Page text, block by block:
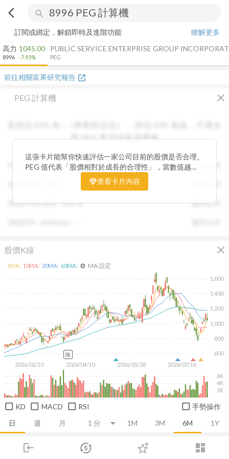
arrow_back_ios search
login dashboard
市場 登入
訂閱或綁定，解鎖即時及進階功能
瞭解更多
高力
8996
1045.00
-7.93%
PUBLIC SERVICE ENTERPRISE GROUP
PEG
前往相關富果研究報告 open_in_new
PEG 計算機 close
用 PEG 來評估投資價值
PEG :N/A
預估EPS年增率 :0.00% 顯示公式
這張卡片能幫你快速評估一家公司目前的股價是否合理。
PEG 值代表「股價相對於成長的合理性」，當數值越
低，通常表示股票價格尚未充分反映公司未來的獲利成長
潛力，具備投資吸引力。 卡片同時顯示預估 EPS、年增
查看卡片內容
股價K線 close
日 週 月 1M 3M 6M 1Y
2026/02/10 2026/04/10 2026/05/28 2026/07/16
600
800
1,000
1,200
1,400
1,600
2K
4K
6K
5MA: 10MA: 20MA: 60MA: settings MA 設定
除
KD MACD RSI 手勢操作
推薦卡片 技術面 消息面 財務報